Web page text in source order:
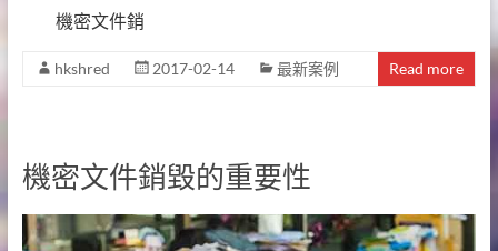
機密文件銷
hkshred 2017-02-14 最新案例 Read more
機密文件銷毀的重要性